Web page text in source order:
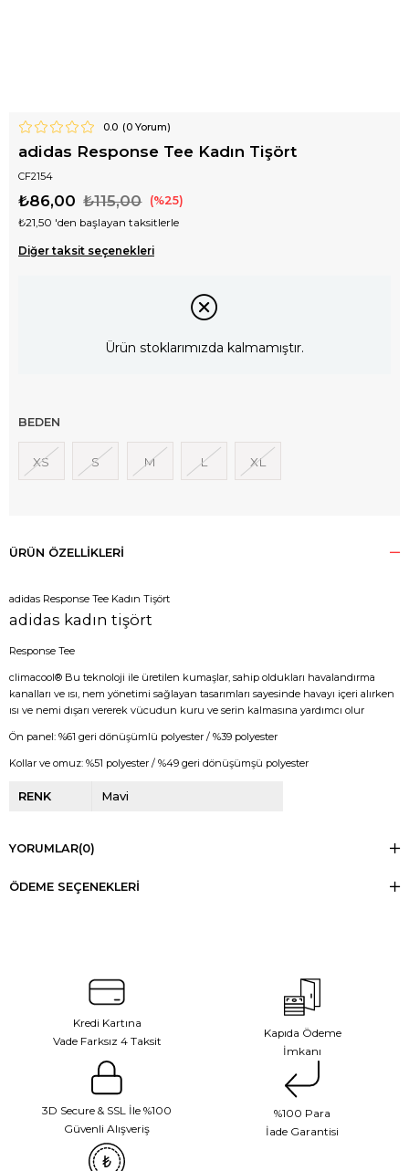
0.0 (0Yorum)
adidas Response Tee Kadın Tişört
CF2154
₺115,00
₺86,00 25
₺21,50 'den başlayan taksitlerle
Diğer taksit seçenekleri
Ürün stoklarımızda kalmamıştır.
BEDEN
XS S M L XL
ÜRÜN ÖZELLIKLERI
adidas Response Tee Kadın Tişört
adidas kadın tişört
Response Tee
climacool® Bu teknoloji ile üretilen kumaşlar, sahip oldukları havalandırma
kanalları ve ısı, nem yönetimi sağlayan tasarımları sayesinde havayı içeri alırken
ısı ve nemi dışarı vererek vücudun kuru ve serin kalmasına yardımcı olur
Ön panel: %61 geri dönüşümlü polyester / %39 polyester
Kollar ve omuz: %51 polyester / %49 geri dönüşümşü polyester
RENK Mavi
YORUMLAR(0)
ÖDEME SEÇENEKLERI
Kredi Kartına
Vade Farksız 4 Taksit
Kapıda Ödeme
İmkanı
3D Secure & SSL İle %100
Güvenli Alışveriş
%100 Para
İade Garantisi